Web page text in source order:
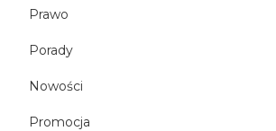
Prawo
Porady
Nowości
Promocja